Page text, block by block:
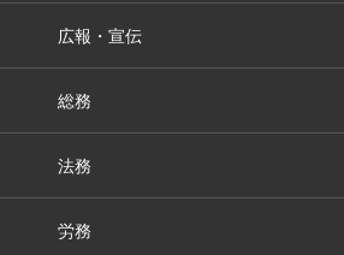
広報・宣伝
総務
法務
労務